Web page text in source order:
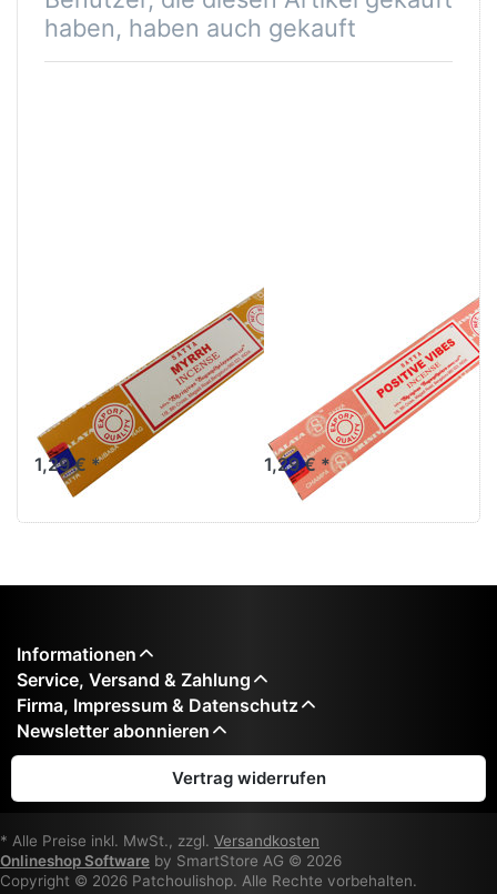
haben, haben auch gekauft
Räucherstäbchen
Myrrh von Satya
15g Packung.
Ca. 15 Incence
Sticks
1,29 € *
Räucherstäbchen
Positive Vipes
von Satya 15g
Packung. Ca. 15
Incence Sticks
1,29 € *
Informationen
Service, Versand & Zahlung
Firma, Impressum & Datenschutz
Newsletter abonnieren
Vertrag widerrufen
* Alle Preise inkl. MwSt., zzgl. Versandkosten
Onlineshop Software by SmartStore AG © 2026
Copyright © 2026 Patchoulishop. Alle Rechte vorbehalten.